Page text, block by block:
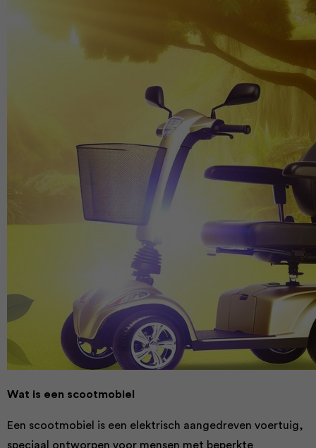
Wat is een scootmobiel
Een scootmobiel is een elektrisch aangedreven voertuig,
speciaal ontworpen voor mensen met beperkte